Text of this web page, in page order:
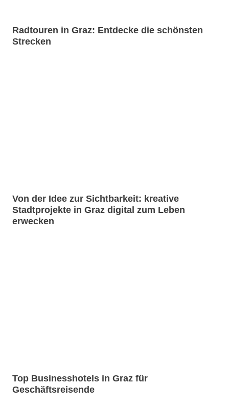
Radtouren in Graz: Entdecke die schönsten
Strecken
Von der Idee zur Sichtbarkeit: kreative
Stadtprojekte in Graz digital zum Leben
erwecken
Top Businesshotels in Graz für
Geschäftsreisende